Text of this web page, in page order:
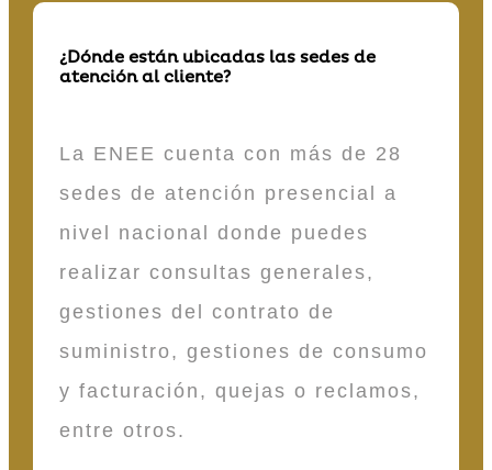
¿Dónde están ubicadas las sedes de
atención al cliente?
La ENEE cuenta con más de 28
sedes de atención presencial a
nivel nacional donde puedes
realizar consultas generales,
gestiones del contrato de
suministro, gestiones de consumo
y facturación, quejas o reclamos,
entre otros.